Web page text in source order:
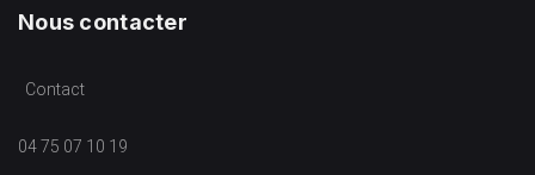
Nous contacter
Contact
04 75 07 10 19